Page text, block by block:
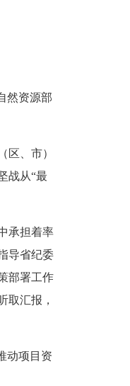
然资源部
、市）
战从“最
承担着率
导省纪委
部署工作
取汇报，
动项目资